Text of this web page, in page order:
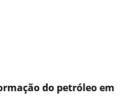
do petróleo em